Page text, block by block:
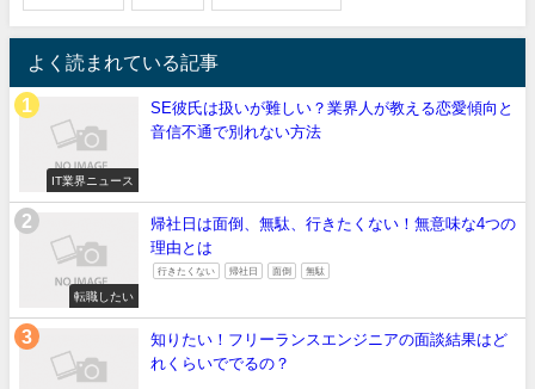
よく読まれている記事
IT業界ニュース
SE彼氏は扱いが難しい？業界人が教える恋愛傾向と
音信不通で別れない方法
転職したい
帰社日は面倒、無駄、行きたくない！無意味な4つの
理由とは
行きたくない 帰社日 面倒 無駄
知りたい！フリーランスエンジニアの面談結果はど
れくらいででるの？